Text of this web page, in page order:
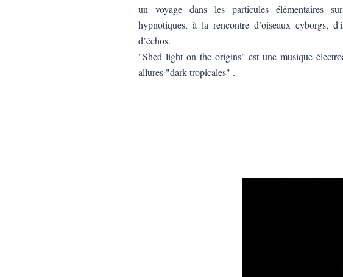
un voyage dans les particules élémentaires
hypnotiques, à la rencontre d’oiseaux cyborgs,
d’échos.
"Shed light on the origins" est une musique
allures "dark-tropicales" .